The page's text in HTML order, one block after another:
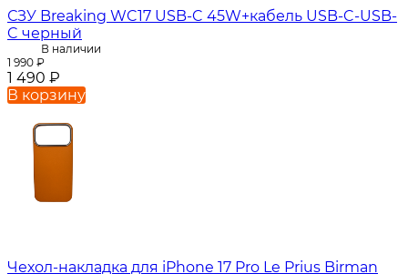
СЗУ Breaking WC17 USB-C 45W+кабель USB-C-USB-
C черный
В наличии
1 990 ₽
1 490 ₽
В корзину
Чехол-накладка для iPhone 17 Pro Le Prius Birman